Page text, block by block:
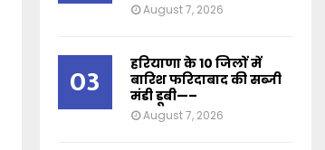
August 7, 2026
03
हरियाणा के 10 जिलों में
बारिश फरिदाबाद की सब्जी
मंडी डूबी—–
August 7, 2026